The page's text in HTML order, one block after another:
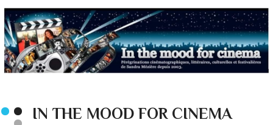
IN THE MOOD FOR CINEMA